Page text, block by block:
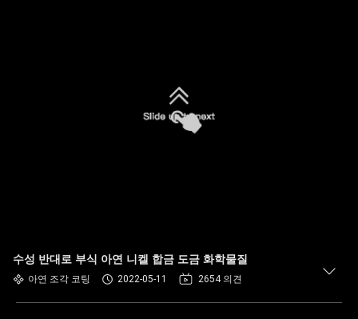
수성 반대로 부식 아연 니켈 합금 도금 화학물질
아연 조각 코팅 2022-05-11 2654 의견